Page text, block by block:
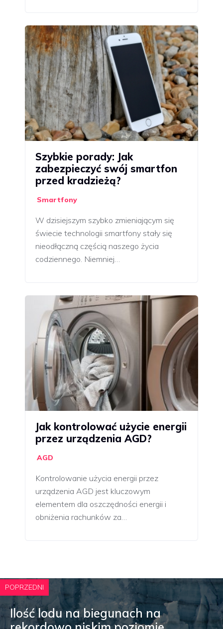
Szybkie porady: Jak
zabezpieczyć swój smartfon
przed kradzieżą?
Smartfony
W dzisiejszym szybko zmieniającym się
świecie technologii smartfony stały się
nieodłączną częścią naszego życia
codziennego. Niemniej…
Jak kontrolować użycie energii
przez urządzenia AGD?
AGD
Kontrolowanie użycia energii przez
urządzenia AGD jest kluczowym
elementem dla oszczędności energii i
obniżenia rachunków za…
POPRZEDNI
Ilość lodu na biegunach na